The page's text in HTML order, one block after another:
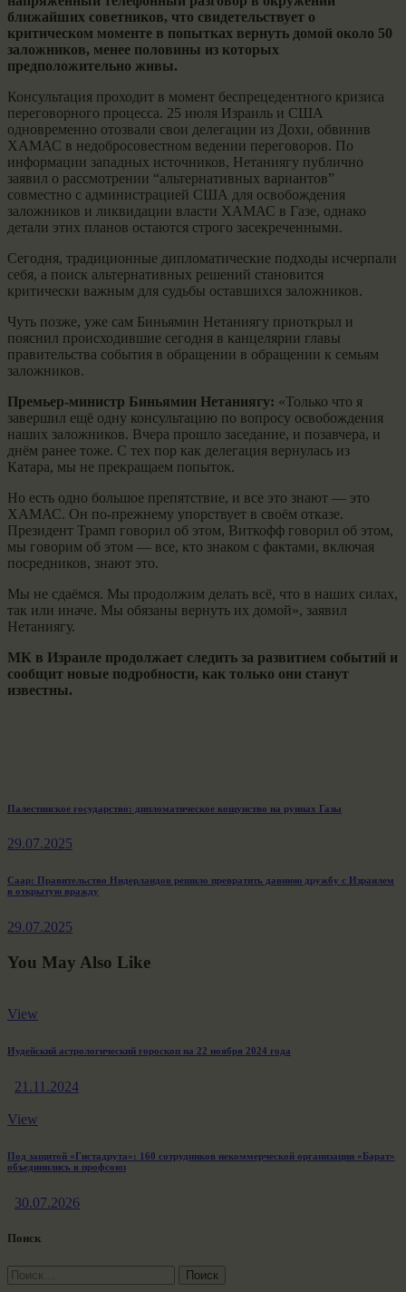
ближайших советников, что свидетельствует о
критическом моменте в попытках вернуть домой около 50
заложников, менее половины из которых
предположительно живы.
Консультация проходит в момент беспрецедентного кризиса
переговорного процесса. 25 июля Израиль и США
одновременно отозвали свои делегации из Дохи, обвинив
ХАМАС в недобросовестном ведении переговоров. По
информации западных источников, Нетаниягу публично
заявил о рассмотрении “альтернативных вариантов”
совместно с администрацией США для освобождения
заложников и ликвидации власти ХАМАС в Газе, однако
детали этих планов остаются строго засекреченными.
Сегодня, традиционные дипломатические подходы исчерпали
себя, а поиск альтернативных решений становится
критически важным для судьбы оставшихся заложников.
Чуть позже, уже сам Биньямин Нетаниягу приоткрыл и
пояснил происходившие сегодня в канцелярии главы
правительства события в обращении в обращении к семьям
заложников.
Премьер-министр Биньямин Нетаниягу: «Только что я
завершил ещё одну консультацию по вопросу освобождения
наших заложников. Вчера прошло заседание, и позавчера, и
днём ранее тоже. С тех пор как делегация вернулась из
Катара, мы не прекращаем попыток.
Но есть одно большое препятствие, и все это знают — это
ХАМАС. Он по-прежнему упорствует в своём отказе.
Президент Трамп говорил об этом, Виткофф говорил об этом,
мы говорим об этом — все, кто знаком с фактами, включая
посредников, знают это.
Мы не сдаёмся. Мы продолжим делать всё, что в наших силах,
так или иначе. Мы обязаны вернуть их домой», заявил
Нетаниягу.
МК в Израиле продолжает следить за развитием событий и
сообщит новые подробности, как только они станут
известны.
Навигация
по
Previous
Палестинское государство: дипломатическое кощунство на руинах Газы
29.07.2025
Next
post:
Саар: Правительство Нидерландов решило превратить давнюю дружбу с Израилем
в открытую вражду
29.07.2025
You May Also Like
View
Иудейский астрологический гороскоп на 22 ноября 2024 года
21.11.2024
View
Под защитой «Гистадрута»: 160 сотрудников некоммерческой организации «Барат»
объединились в профсоюз
30.07.2026
Поиск
Найти: